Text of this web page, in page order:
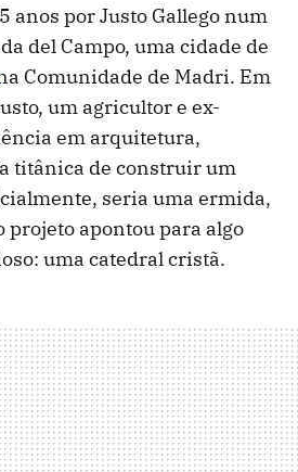
anos por Justo Gallego num
del Campo, uma cidade de
Comunidade de Madri. Em
um agricultor e ex-
em arquitetura,
titânica de construir um
seria uma ermida,
projeto apontou para algo
uma catedral cristã.